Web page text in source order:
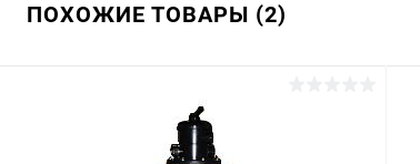
ПОХОЖИЕ ТОВАРЫ (2)